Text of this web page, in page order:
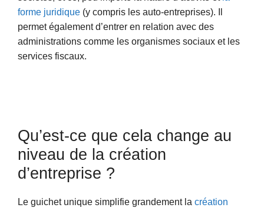
forme juridique (y compris les auto-entreprises). Il
permet également d’entrer en relation avec des
administrations comme les organismes sociaux et les
services fiscaux.
Qu’est-ce que cela change au
niveau de la création
d’entreprise ?
Le guichet unique simplifie grandement la création